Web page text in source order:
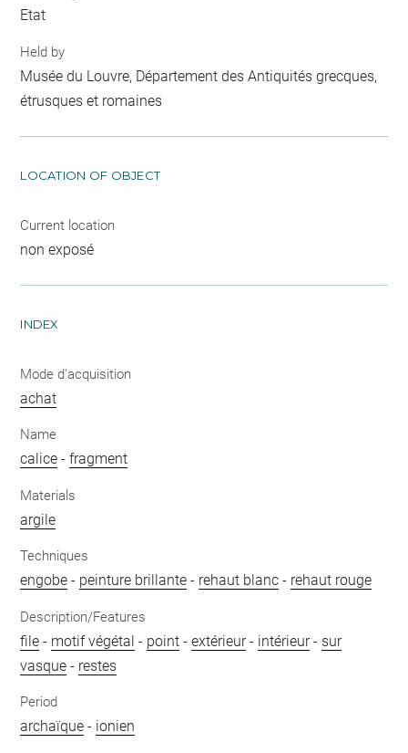
Etat
Held by
Musée du Louvre, Département des Antiquités grecques,
étrusques et romaines
LOCATION OF OBJECT
Current location
non exposé
INDEX
Mode d'acquisition
achat
Name
calice -fragment
Materials
argile
Techniques
engobe - peinture brillante - rehaut blanc - rehaut rouge
Description/Features
file - motif végétal - point -extérieur- intérieur- sur
vasque - restes
Period
archaïque - ionien